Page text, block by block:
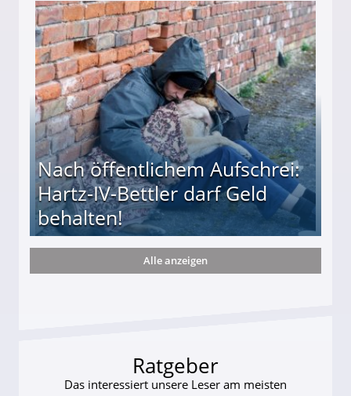
entführten seine Hündin "Hanni"!
Nach öffentlichem Aufschrei:
Hartz-IV-Bettler darf Geld
behalten!
darf Geld behalten!
Alle anzeigen
Ratgeber
Das interessiert unsere Leser am meisten